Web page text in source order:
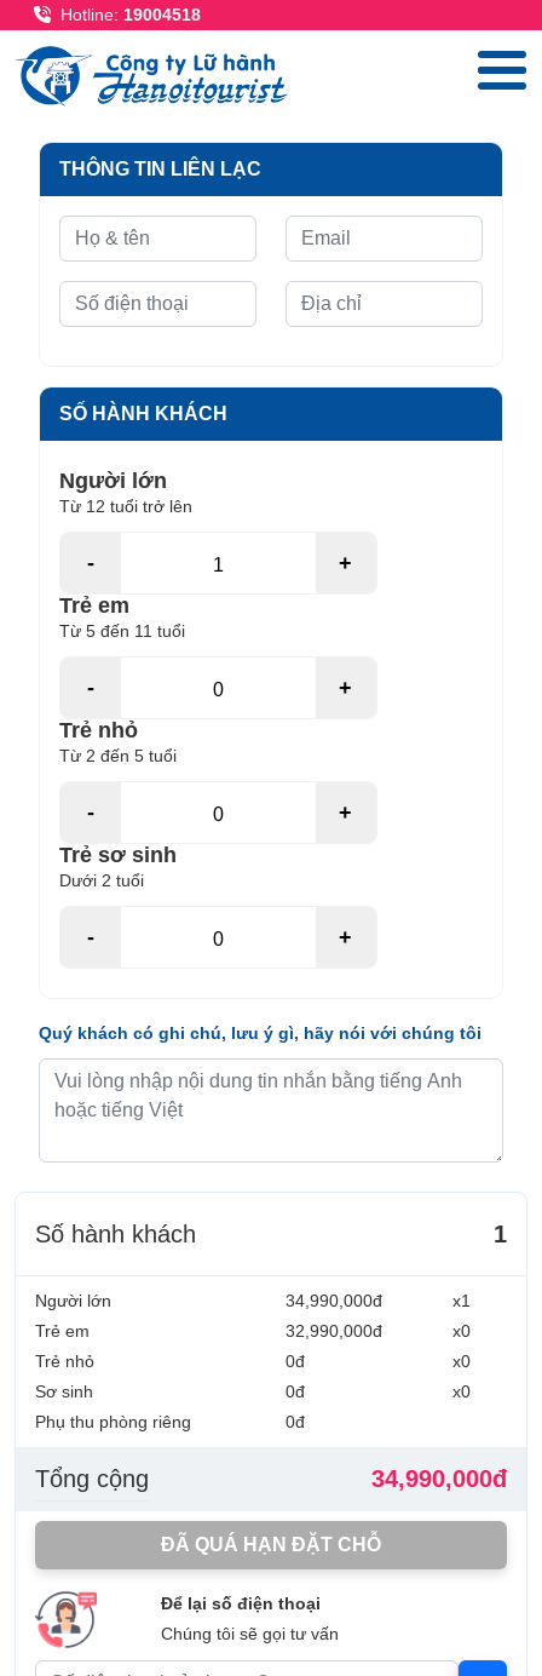
Hotline: 19004518
THÔNG TIN LIÊN LẠC
SỐ HÀNH KHÁCH
Người lớn
Từ 12 tuổi trở lên
-
+
Trẻ em
Từ 5 đến 11 tuổi
-
+
Trẻ nhỏ
Từ 2 đến 5 tuổi
-
+
Trẻ sơ sinh
Dưới 2 tuổi
- +
Quý khách có ghi chú, lưu ý gì, hãy nói với chúng tôi
Số hành khách 1
Người lớn
Trẻ em
Trẻ nhỏ
Sơ sinh
Phụ thu phòng riêng
34,990,000đ
32,990,000đ
0đ
0đ
0đ
x1
x0
x0
x0
Tổng cộng 34,990,000đ
ĐÃ QUÁ HẠN ĐẶT CHỖ
Để lại số điện thoại
Chúng tôi sẽ gọi tư vấn